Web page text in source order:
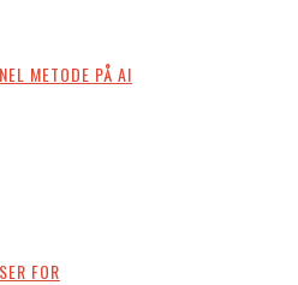
METODE PÅ AI
FOR